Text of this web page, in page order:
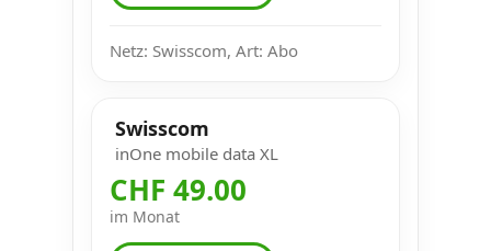
Netz: Swisscom, Art: Abo
Swisscom
inOne mobile data XL
CHF 49.00
im Monat